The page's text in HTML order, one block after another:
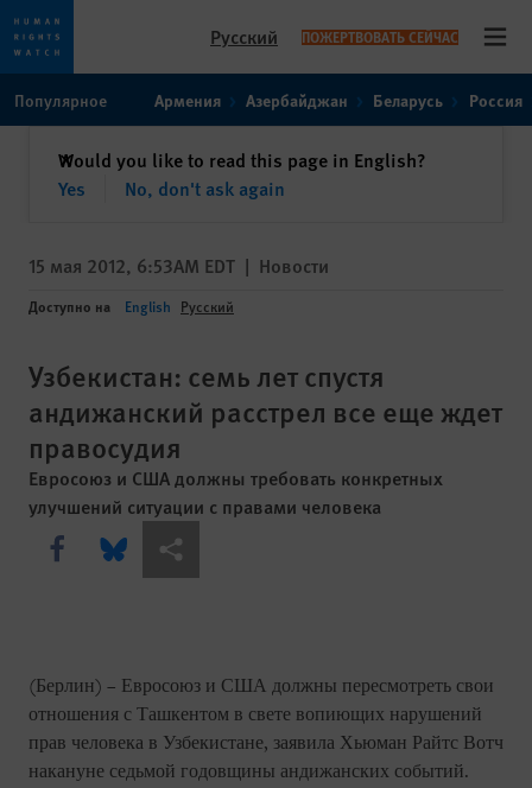
toto
content
Русский ПОЖЕРТВОВАТЬ СЕЙЧАС
Популярное Армения Азербайджан Беларусь Россия
Would you like to read this page in English?
Yes
No, don't ask again
✕закрыть
15 мая 2012, 6:53AM EDT | Новости
Доступно на English Русский
Узбекистан: семь лет спустя
андижанский расстрел все еще ждет
правосудия
Евросоюз и США должны требовать конкретных
улучшений ситуации с правами человека
Share this via Facebook
Share this via Bluesky
Share this via Поделиться
(Берлин) – Евросоюз и США должны пересмотреть свои
отношения с Ташкентом в свете вопиющих нарушений
прав человека в Узбекистане, заявила Хьюман Райтс Вотч
накануне седьмой годовщины андижанских событий.